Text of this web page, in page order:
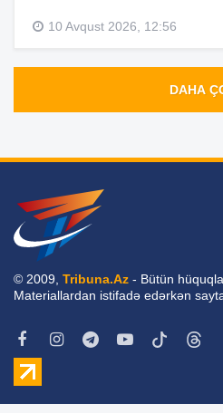
10 Avqust 2026, 12:56
DAHA
© 2009, Tribuna.Az - Bütün
Materiallardan istifadə edərkən